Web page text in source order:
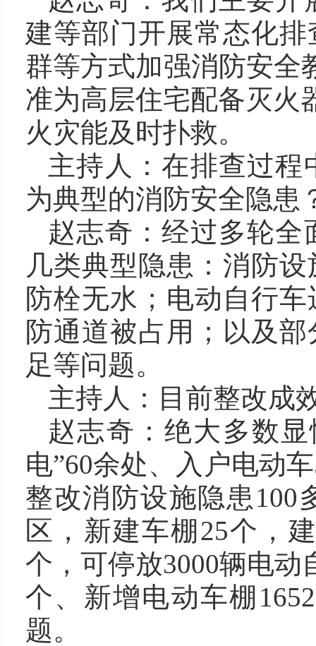
建等部门开展常态化
群等方式加强消防安全
准为高层住宅配备灭火
火灾能及时扑救。
主持人：在排查过
为典型的消防安全隐患
赵志奇：经过多轮
几类典型隐患：消防
防栓无水；电动自行
防通道被占用；以及
足等问题。
主持人：目前整改成
赵志奇：绝大多数
电”60余处、入户电动
整改消防设施隐患100
区，新建车棚25个，
个，可停放3000辆电动
个、新增电动车棚
题。